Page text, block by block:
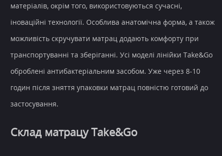
матеріалів, окрім того, використовуються сучасні,
іноваційні технології. Особлива анатомічна форма, а також
можливість скручувати матрац додають комфорту при
транспортуванні та зберіганні. Усі моделі лінійки Take&Go
оброблені антибактеріальним засобом. Уже через 8-10
годин після зняття упаковки матрац повністю готовий до
застосування.
Склад матрацу Take&Go